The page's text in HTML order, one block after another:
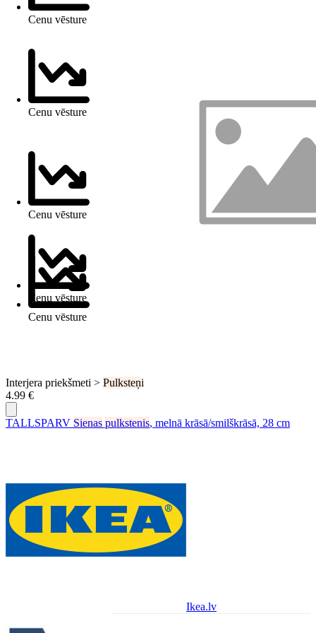
Interjera priekšmeti > Pulksteņi
4.99 €
TALLSPARV Sienas pulkstenis, melnā krāsā/smilškrāsā, 28 cm
Ikea.lv
Cenu vēsture
Cenu vēsture
Cenu vēsture
Cenu vēsture
Cenu vēsture